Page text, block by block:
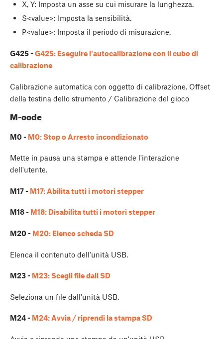
X, Y: Imposta un asse su cui misurare la lunghezza.
S<value>: Imposta la sensibilità.
P<value>: Imposta il periodo di misurazione.
G425 -G425: Eseguire l'autocalibrazione con il cubo di
calibrazione
Calibrazione automatica con oggetto di calibrazione. Offset
della testina dello strumento / Calibrazione del gioco
M-code
M0 - M0: Stop o Arresto incondizionato
Mette in pausa una stampa e attende l'interazione
dell'utente.
M17 - M17: Abilita tutti i motori stepper
M18 - M18: Disabilita tutti i motori stepper
M20 - M20: Elenco scheda SD
Elenca il contenuto dell'unità USB.
M23 - M23: Scegli file dall SD
Seleziona un file dall'unità USB.
M24 - M24: Avvia / riprendi la stampa SD